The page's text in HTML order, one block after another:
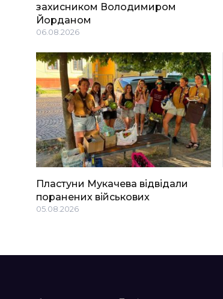
захисником Володимиром
Йорданом
06.08.2026
Пластуни Мукачева відвідали
поранених військових
05.08.2026